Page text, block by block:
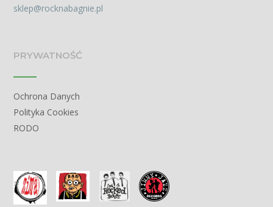
sklep@rocknabagnie.pl
PRYWATNOŚĆ
Ochrona Danych
Polityka Cookies
RODO